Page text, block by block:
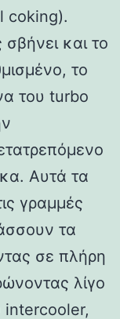
coking).
και το
το
του turbo
Αυτά τα
γραμμές
τα
σε πλήρη
λίγο
intercooler,